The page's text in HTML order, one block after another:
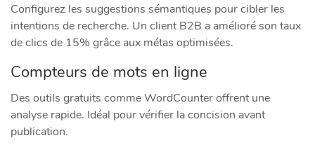
Configurez les suggestions sémantiques pour cibler les
intentions de recherche. Un client B2B a amélioré son taux
de clics de 15% grâce aux métas optimisées.
Compteurs de mots en ligne
Des outils gratuits comme WordCounter offrent une
analyse rapide. Idéal pour vérifier la concision avant
publication.